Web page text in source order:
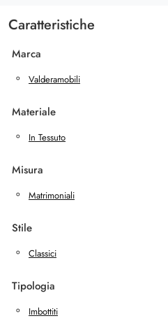
Caratteristiche
Marca
Valderamobili
Materiale
In Tessuto
Misura
Matrimoniali
Stile
Classici
Tipologia
Imbottiti